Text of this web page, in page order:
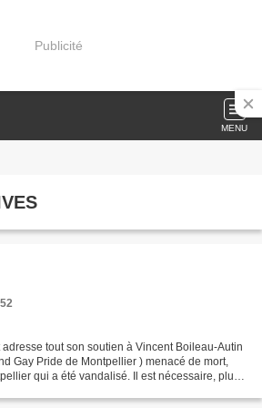
Publicité
MENU
tout son soutien à Vincent Boileau-Autin
Gay Pride de Montpellier ) menacé de mort,
qui a été vandalisé. Il est nécessaire, plus